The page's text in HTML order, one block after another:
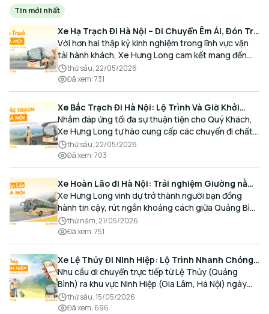
Tin mới nhất
Xe Hạ Trạch Đi Hà Nội – Di Chuyển Êm Ái, Đón Trả
Tận Nơi Cùng Xe Hưng Long
Với hơn hai thập kỷ kinh nghiệm trong lĩnh vực vận
tải hành khách, Xe Hưng Long cam kết mang đến
cho Quý Khách một hành trình di chuyển trọn vẹn,
thoải mái và đúng giờ.
thứ sáu, 22/05/2026
Đã xem:731
Xe Bắc Trạch Đi Hà Nội: Lộ Trình Và Giờ Khởi
Hành Cùng Xe Hưng Long
Nhằm đáp ứng tối đa sự thuận tiện cho Quý Khách,
Xe Hưng Long tự hào cung cấp các chuyến đi chất
lượng cao, an toàn với lịch trình linh hoạt mỗi ngày.
thứ sáu, 22/05/2026
Đã xem:703
Xe Hoàn Lão đi Hà Nội: Trải nghiệm Giường nằm
Cao cấp, Đón trả Tận nơi
Xe Hưng Long vinh dự trở thành người bạn đồng
hành tin cậy, rút ngắn khoảng cách giữa Quảng Bình
và Thủ đô bằng chất lượng dịch vụ chuẩn mực.
thứ năm, 21/05/2026
Đã xem:751
Xe Lệ Thủy Đi Ninh Hiệp: Lộ Trình Nhanh Chóng,
Đón Trả Tận Nơi
Nhu cầu di chuyển trực tiếp từ Lệ Thủy (Quảng
Bình) ra khu vực Ninh Hiệp (Gia Lâm, Hà Nội) ngày
càng gia tăng, đặc biệt đối với các hành khách có
nhu cầu giao thương, kinh doanh và mua sắm.
thứ sáu, 15/05/2026
Đã xem: 696